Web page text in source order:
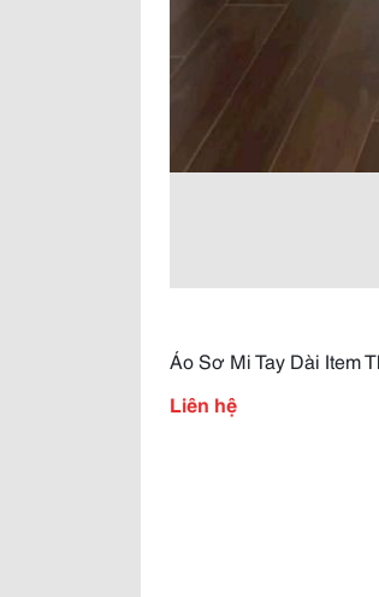
Áo Sơ Mi Tay Dài Item
Liên hệ